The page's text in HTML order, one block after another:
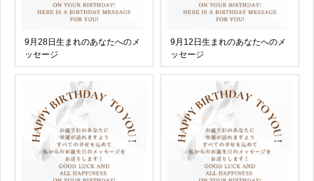
9月28日生まれのあなたへのメ
ッセージ
9月12日生まれのあなたへのメ
ッセージ